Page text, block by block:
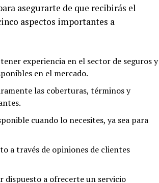
asegurarte de que recibirás el
aspectos importantes a
experiencia en el sector de seguros y
en el mercado.
las coberturas, términos y
cuando lo necesites, ya sea para
a través de opiniones de clientes
dispuesto a ofrecerte un servicio